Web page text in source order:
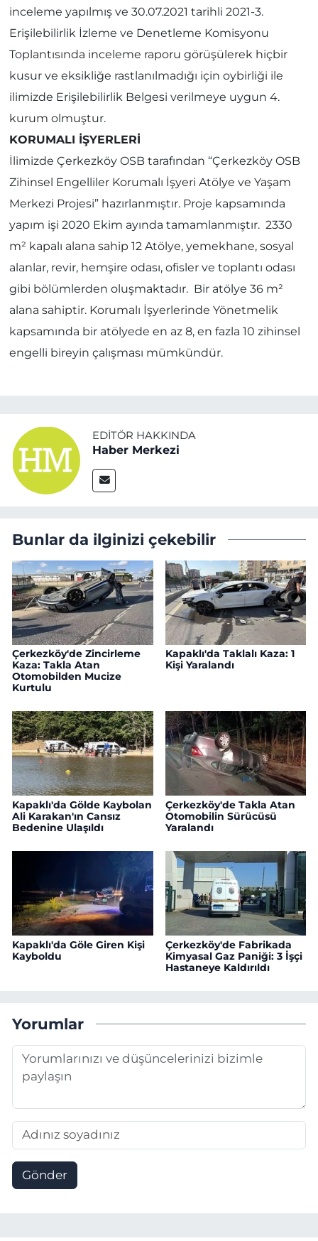
inceleme yapılmış ve 30.07.2021 tarihli 2021-3.
Erişilebilirlik İzleme ve Denetleme Komisyonu
Toplantısında inceleme raporu görüşülerek hiçbir
kusur ve eksikliğe rastlanılmadığı için oybirliği ile
ilimizde Erişilebilirlik Belgesi verilmeye uygun 4.
kurum olmuştur.
KORUMALI İŞYERLERİ
İlimizde Çerkezköy OSB tarafından “Çerkezköy OSB
Zihinsel Engelliler Korumalı İşyeri Atölye ve Yaşam
Merkezi Projesi” hazırlanmıştır. Proje kapsamında
yapım işi 2020 Ekim ayında tamamlanmıştır. 2330
m² kapalı alana sahip 12 Atölye, yemekhane, sosyal
alanlar, revir, hemşire odası, ofisler ve toplantı odası
gibi bölümlerden oluşmaktadır. Bir atölye 36 m²
alana sahiptir. Korumalı İşyerlerinde Yönetmelik
kapsamında bir atölyede en az 8, en fazla 10 zihinsel
engelli bireyin çalışması mümkündür.
EDITÖR HAKKINDA
Haber Merkezi
Bunlar da ilginizi çekebilir
Çerkezköy'de Zincirleme
Kaza: Takla Atan
Otomobilden Mucize
Kurtulu
Kapaklı'da Taklalı Kaza: 1
Kişi Yaralandı
Kapaklı'da Gölde Kaybolan
Ali Karakan'ın Cansız
Bedenine Ulaşıldı
Çerkezköy'de Takla Atan
Otomobilin Sürücüsü
Yaralandı
Kapaklı'da Göle Giren Kişi
Kayboldu
Çerkezköy'de Fabrikada
Kimyasal Gaz Paniği: 3 İşçi
Hastaneye Kaldırıldı
Yorumlar
Gönder